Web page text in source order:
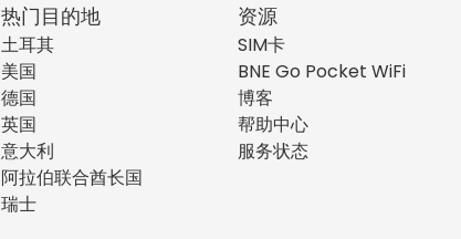
热门目的地
土耳其
美国
德国
英国
意大利
阿拉伯联合酋长国
瑞士
资源
SIM卡
BNE Go Pocket WiFi
博客
帮助中心
服务状态